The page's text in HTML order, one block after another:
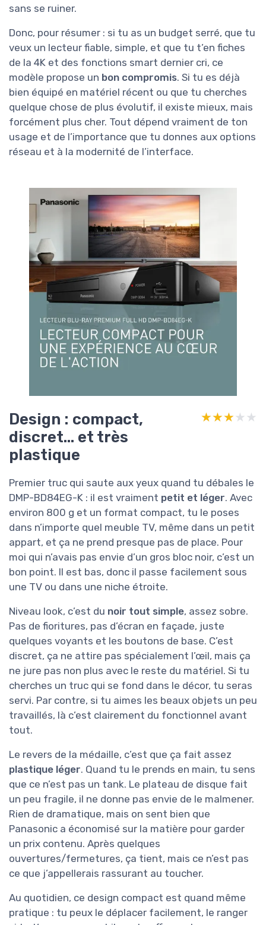
sans se ruiner.
Donc, pour résumer : si tu as un budget serré, que tu
veux un lecteur fiable, simple, et que tu t’en fiches
de la 4K et des fonctions smart dernier cri, ce
modèle propose un bon compromis. Si tu es déjà
bien équipé en matériel récent ou que tu cherches
quelque chose de plus évolutif, il existe mieux, mais
forcément plus cher. Tout dépend vraiment de ton
usage et de l’importance que tu donnes aux options
réseau et à la modernité de l’interface.
Design : compact,
discret… et très
plastique
★★★★★
★★★★★
Premier truc qui saute aux yeux quand tu débales le
DMP-BD84EG-K : il est vraiment petit et léger. Avec
environ 800 g et un format compact, tu le poses
dans n’importe quel meuble TV, même dans un petit
appart, et ça ne prend presque pas de place. Pour
moi qui n’avais pas envie d’un gros bloc noir, c’est un
bon point. Il est bas, donc il passe facilement sous
une TV ou dans une niche étroite.
Niveau look, c’est du noir tout simple, assez sobre.
Pas de fioritures, pas d’écran en façade, juste
quelques voyants et les boutons de base. C’est
discret, ça ne attire pas spécialement l’œil, mais ça
ne jure pas non plus avec le reste du matériel. Si tu
cherches un truc qui se fond dans le décor, tu seras
servi. Par contre, si tu aimes les beaux objets un peu
travaillés, là c’est clairement du fonctionnel avant
tout.
Le revers de la médaille, c’est que ça fait assez
plastique léger. Quand tu le prends en main, tu sens
que ce n’est pas un tank. Le plateau de disque fait
un peu fragile, il ne donne pas envie de le malmener.
Rien de dramatique, mais on sent bien que
Panasonic a économisé sur la matière pour garder
un prix contenu. Après quelques
ouvertures/fermetures, ça tient, mais ce n’est pas
ce que j’appellerais rassurant au toucher.
Au quotidien, ce design compact est quand même
pratique : tu peux le déplacer facilement, le ranger